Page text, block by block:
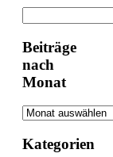
Beiträge
nach
Monat
Kategorien